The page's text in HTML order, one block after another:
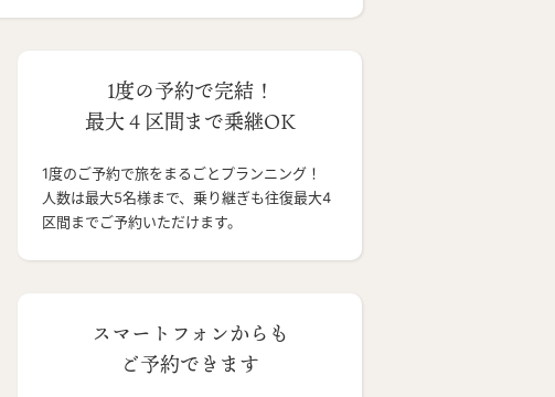
1度の予約で完結！
最大４区間まで乗継OK
1度のご予約で旅をまるごとプランニング！
人数は最大5名様まで、乗り継ぎも往復最大4
区間までご予約いただけます。
スマートフォンからも
ご予約できます